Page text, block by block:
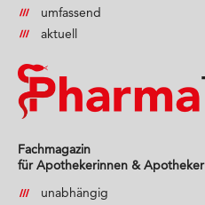
umfassend
aktuell
Fachmagazin
für Apothekerinnen & Apotheker
unabhängig